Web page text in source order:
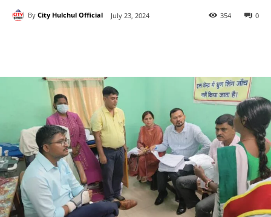
By City Hulchul Official July 23, 2024 0
354